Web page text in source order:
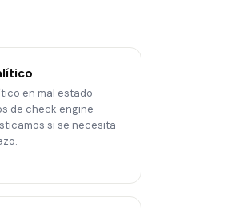
en mal estado
de check engine
si se necesita